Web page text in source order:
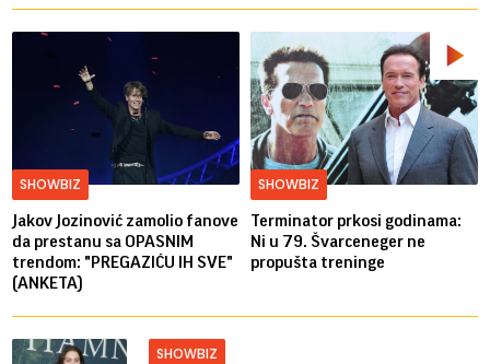
SHOWBIZ
Jakov Jozinović zamolio fanove
da prestanu sa OPASNIM
trendom: "PREGAZIĆU IH SVE"
(ANKETA)
SHOWBIZ
Terminator prkosi godinama:
Ni u 79. Švarceneger ne
propušta treninge
SHOWBIZ